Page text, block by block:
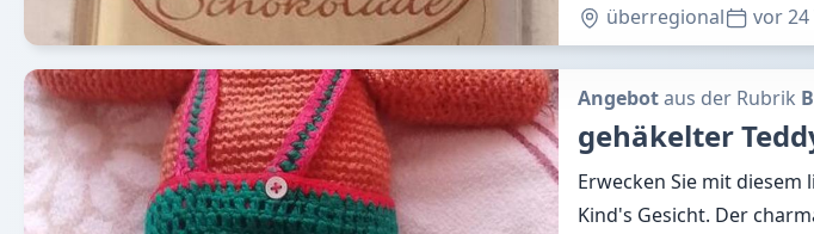
überregional vor 24
Angebotaus der Rubrik
gehäkelter
Erwecken Sie mit
Kind's Gesicht. Der